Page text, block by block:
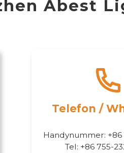
Abest
Telefon /
Handynummer: +86
Tel: +86 755-